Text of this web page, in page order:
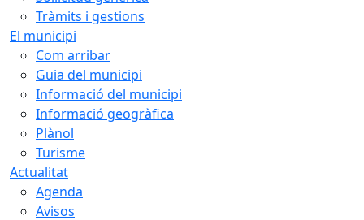
Tràmits i gestions
El municipi
Com arribar
Guia del municipi
Informació del municipi
Informació geogràfica
Plànol
Turisme
Actualitat
Agenda
Avisos